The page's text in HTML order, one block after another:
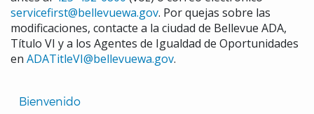
Translated
Bienvenido
servicefirst@bellevuewa.gov. Por quejas sobre las
modificaciones, contacte a la ciudad de Bellevue ADA,
Título VI y a los Agentes de Igualdad de Oportunidades
en ADATitleVI@bellevuewa.gov.